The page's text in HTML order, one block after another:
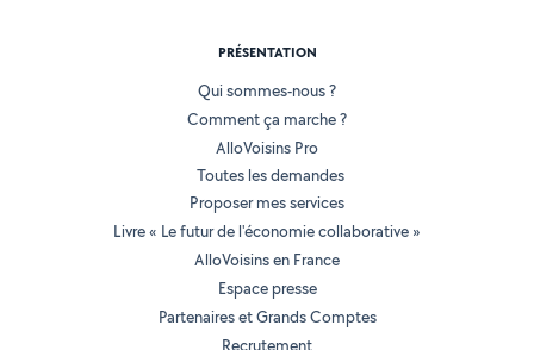
PRÉSENTATION
Qui sommes-nous ?
Comment ça marche ?
AlloVoisins Pro
Toutes les demandes
Proposer mes services
Livre « Le futur de l'économie collaborative »
AlloVoisins en France
Espace presse
Partenaires et Grands Comptes
Recrutement